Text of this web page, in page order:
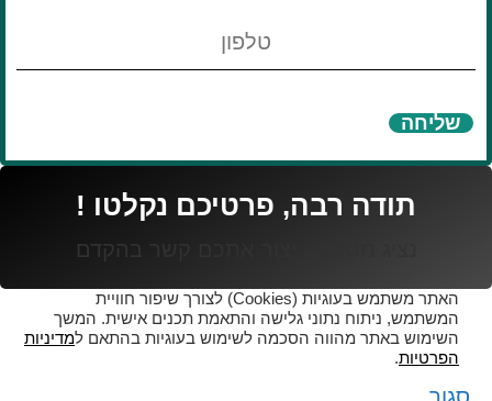
שליחה
תודה רבה, פרטיכם נקלטו !
נציג מטעמנו יצור אתכם קשר בהקדם
האתר משתמש בעוגיות (Cookies) לצורך שיפור חוויית
המשתמש, ניתוח נתוני גלישה והתאמת תכנים אישית. המשך
השימוש באתר מהווה הסכמה לשימוש בעוגיות בהתאם למדיניות
הפרטיות.